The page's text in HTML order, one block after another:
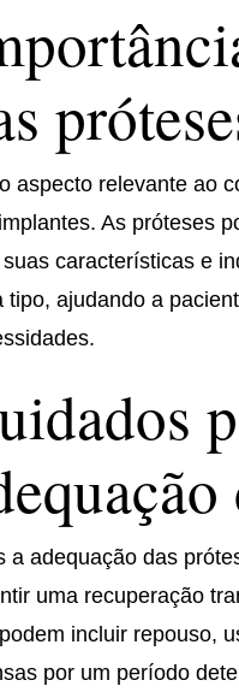
aspecto relevante ao
As próteses
características e
tipo, ajudando a
a adequação das
uma recuperação
incluir repouso,
por um período